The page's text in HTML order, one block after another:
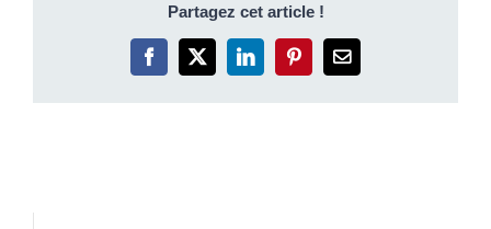
Partagez cet article !
Facebook
X LinkedInPinterestEmail